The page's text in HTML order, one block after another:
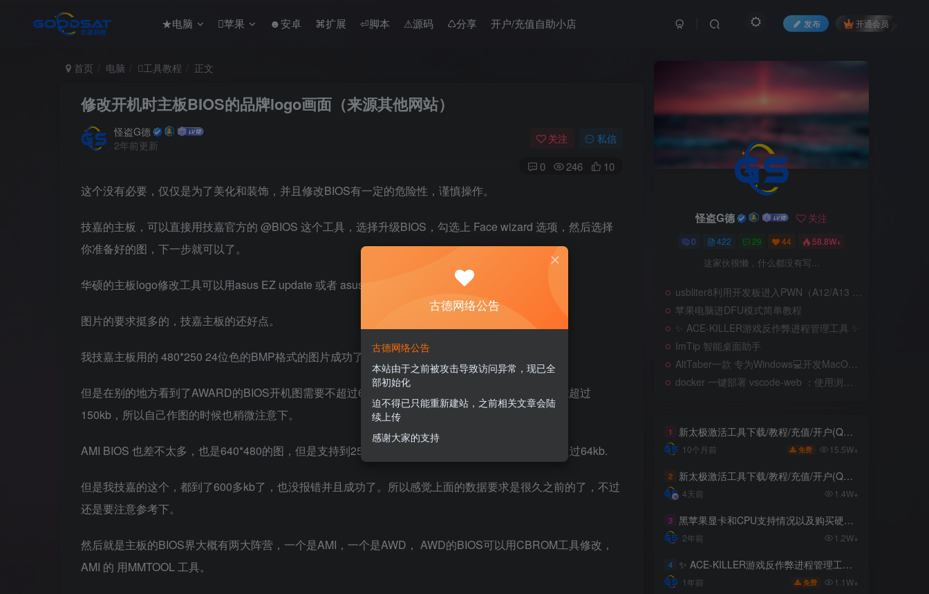
★电脑 苹果 ☻安卓 ⌘扩展 ⏎脚本 ⚠︎源码 ♺分享 开户/充值自助小店 发布 开通会员
首页 电脑 工具教程 正文
修改开机时主板BIOS的品牌logo画面（来源其他网站）
怪盗G德
2年前更新
关注 私信
0 246 10
这个没有必要，仅仅是为了美化和装饰，并且修改BIOS有一定的危险性，谨慎操作。
技嘉的主板，可以直接用技嘉官方的 @BIOS 这个工具，选择升级BIOS，勾选上 Face wizard 选项，然后选择
你准备好的图，下一步就可以了。
华硕的主板logo修改工具可以用asus EZ update 或者 asus AI Suite 3，都是华硕的官方工具。
图片的要求挺多的，技嘉主板的还好点。
我技嘉主板用的 480*250 24位色的BMP格式的图片成功了。
但是在别的地方看到了AWARD的BIOS开机图需要不超过640×454，并且只能选16位色的需求，不能超过
150kb，所以自己作图的时候也稍微注意下。
AMI BIOS 也差不太多，也是640*480的图，但是支持到256色，并且支持PCX格式，但是大小不能超过64kb.
但是我技嘉的这个，都到了600多kb了，也没报错并且成功了。所以感觉上面的数据要求是很久之前的了，不过
还是要注意参考下。
然后就是主板的BIOS界大概有两大阵营，一个是AMI，一个是AWD， AWD的BIOS可以用CBROM工具修改，
AMI 的 用MMTOOL 工具。
怪盗G德 关注
0 422 29 44 58.8W+
这家伙很懒，什么都没有写...
usbliter8利用开发板进入PWN（A12/A13 SecureROM 漏洞利用）
苹果电脑进DFU模式简单教程
✨ ACE-KILLER游戏反作弊进程管理工具 ✨
ImTip 智能桌面助手
AltTaber一款 专为Windows💻️开发MacOS 风格的窗口/应用切换器
docker 一键部署 vscode-web ：使用浏览器远程开发
1 新太极激活工具下载/教程/充值/开户(QQ交流群号749113977)
10个月前 免费 15.5W+
2 新太极激活工具下载/教程/充值/开户(QQ交流群号:523943346)
4天前 1.4W+
3 黑苹果显卡和CPU支持情况以及购买硬件防踩坑指南
2年前 1.2W+
4 ✨ ACE-KILLER游戏反作弊进程管理工具 ✨
1年前 免费 1.1W+
怪盗G德 关注
0 422 29 44 58.8W+
这家伙很懒，什么都没有写...
usbliter8利用开发板进入PWN（A12/A13 SecureROM 漏洞利用）
苹果电脑进DFU模式简单教程
✨ ACE-KILLER游戏反作弊进程管理工具 ✨
ImTip 智能桌面助手
AltTaber一款 专为Windows💻️开发MacOS 风格的窗口/应用切换器
docker 一键部署 vscode-web ：使用浏览器远程开发
1 新太极激活工具下载/教程/充值/开户(QQ交流群号749113977)
10个月前 免费 15.5W+
2 新太极激活工具下载/教程/充值/开户(QQ交流群号:523943346)
4天前 1.4W+
3 黑苹果显卡和CPU支持情况以及购买硬件防踩坑指南
2年前 1.2W+
4 ✨ ACE-KILLER游戏反作弊进程管理工具 ✨
1年前 免费 1.1W+
古德网络公告
古德网络公告
本站由于之前被攻击导致访问异常，现已全
部初始化
迫不得已只能重新建站，之前相关文章会陆
续上传
感谢大家的支持